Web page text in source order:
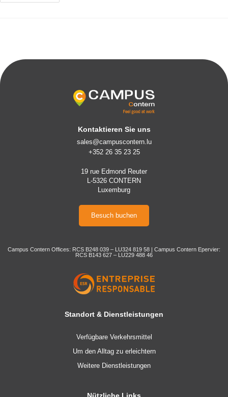
Kontaktieren Sie uns
sales@campuscontern.lu
+352 26 35 23 25
19 rue Edmond Reuter
L-5326 CONTERN
Luxemburg
Besuch buchen
Campus Contern Offices: RCS B248 039 – LU324 819 58 | Campus Contern Epervier:
RCS B143 627 – LU229 488 46
Standort & Dienstleistungen
Verfügbare Verkehrsmittel
Um den Alltag zu erleichtern
Weitere Dienstleistungen